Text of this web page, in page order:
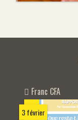
Franc CFA
3 février